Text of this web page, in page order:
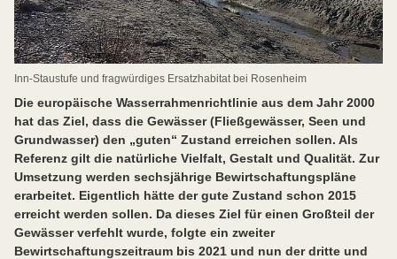
Inn-Staustufe und fragwürdiges Ersatzhabitat bei Rosenheim
Die europäische Wasserrahmenrichtlinie aus dem Jahr 2000
hat das Ziel, dass die Gewässer (Fließgewässer, Seen und
Grundwasser) den „guten“ Zustand erreichen sollen. Als
Referenz gilt die natürliche Vielfalt, Gestalt und Qualität. Zur
Umsetzung werden sechsjährige Bewirtschaftungspläne
erarbeitet. Eigentlich hätte der gute Zustand schon 2015
erreicht werden sollen. Da dieses Ziel für einen Großteil der
Gewässer verfehlt wurde, folgte ein zweiter
Bewirtschaftungszeitraum bis 2021 und nun der dritte und